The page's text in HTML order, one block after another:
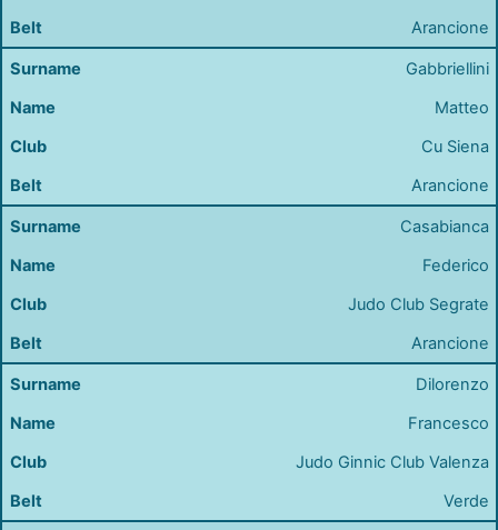
Arancione
Gabbriellini
Matteo
Cu Siena
Arancione
Casabianca
Federico
Judo Club Segrate
Arancione
Dilorenzo
Francesco
Judo Ginnic Club Valenza
Verde